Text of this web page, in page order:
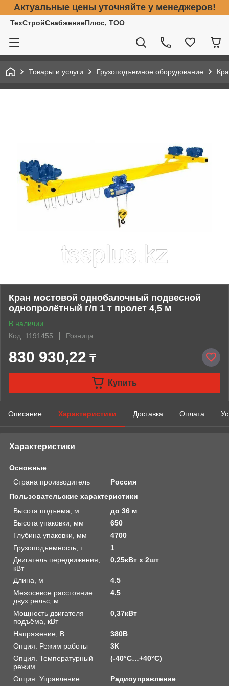
Актуальные цены уточняйте у менеджеров!
ТехСтройСнабжениеПлюс, ТОО
Товары и услуги Грузоподъемное оборудование
Кран мостовой однобалочный подвесной
однопролётный г/п 1 т пролет 4,5 м
В наличии
Код: 1191455
Розница
830 930,22 ₸
Купить
Описание Характеристики Доставка Оплата
Характеристики
Основные
Страна производитель
Россия
Пользовательские характеристики
Высота подъема, м
до 36 м
Высота упаковки, мм
650
Глубина упаковки, мм
4700
Грузоподъемность, т
1
Двигатель передвижения,
кВт
0,25кВт х 2шт
Длина, м
4.5
Межосевое расстояние
двух рельс, м
4.5
Мощность двигателя
подъёма, кВт
0,37кВт
Напряжение, В
380В
Опция. Режим работы
3К
Опция. Температурный
режим
(-40°C…+40°C)
Опция. Управление
Радиоуправление